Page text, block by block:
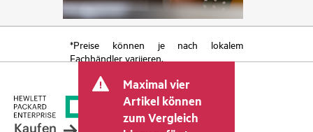
*Preise können je nach lokalem
Fachhändler variieren.
Maximal vier
Artikel können
zum Vergleich
Kaufen